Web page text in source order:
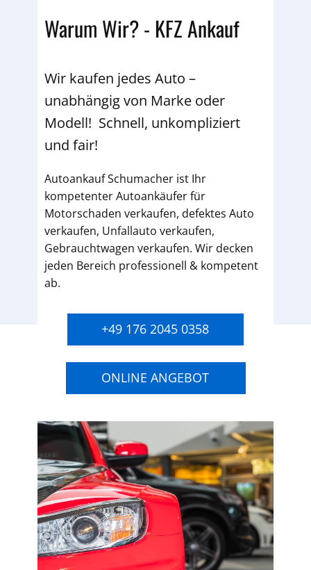
Warum Wir? - KFZ Ankauf
Wir kaufen jedes Auto –
unabhängig von Marke oder
Modell! Schnell, unkompliziert
und fair!
Autoankauf Schumacher ist Ihr
kompetenter Autoankäufer für
Motorschaden verkaufen, defektes Auto
verkaufen, Unfallauto verkaufen,
Gebrauchtwagen verkaufen. Wir decken
jeden Bereich professionell & kompetent
ab.
+49 176 2045 0358
ONLINE ANGEBOT